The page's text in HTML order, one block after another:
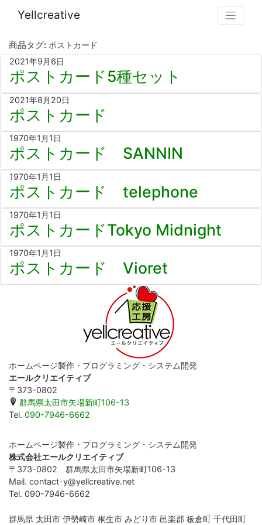
Yellcreative
商品タグ: ポストカード
2021年9月6日
ポストカード5種セット
2021年8月20日
ポストカード
1970年1月1日
ポストカード SANNIN
1970年1月1日
ポストカード telephone
1970年1月1日
ポストカードTokyo Midnight
1970年1月1日
ポストカード Vioret
ホームページ製作・プログラミング・システム開発
エールクリエイティブ
〒373-0802
群馬県太田市矢場新町106-13
Tel. 090-7946-6662
ホームページ製作・プログラミング・システム開発
株式会社エールクリエイティブ
〒373-0802 群馬県太田市矢場新町106-13
Mail. contact-y@yellcreative.net
Tel. 090-7946-6662
群馬県 太田市 伊勢崎市 桐生市 みどり市 邑楽郡 板倉町 千代田町